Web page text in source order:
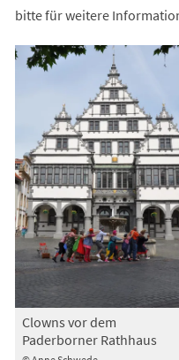
bitte für weitere
Clowns vor dem
Paderborner Rathhaus